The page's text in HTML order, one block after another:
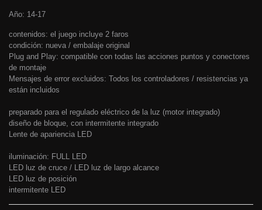
Año: 14-17
contenidos: el juego incluye 2 faros
condición: nueva / embalaje original
Plug and Play: compatible con todas las acciones puntos y conectores
de montaje
Mensajes de error excluidos: Todos los controladores / resistencias ya
están incluidos
preparado para el regulado eléctrico de la luz (motor integrado)
diseño de bloque, con intermitente integrado
Lente de apariencia LED
iluminación: FULL LED
LED luz de cruce / LED luz de largo alcance
LED luz de posición
intermitente LED